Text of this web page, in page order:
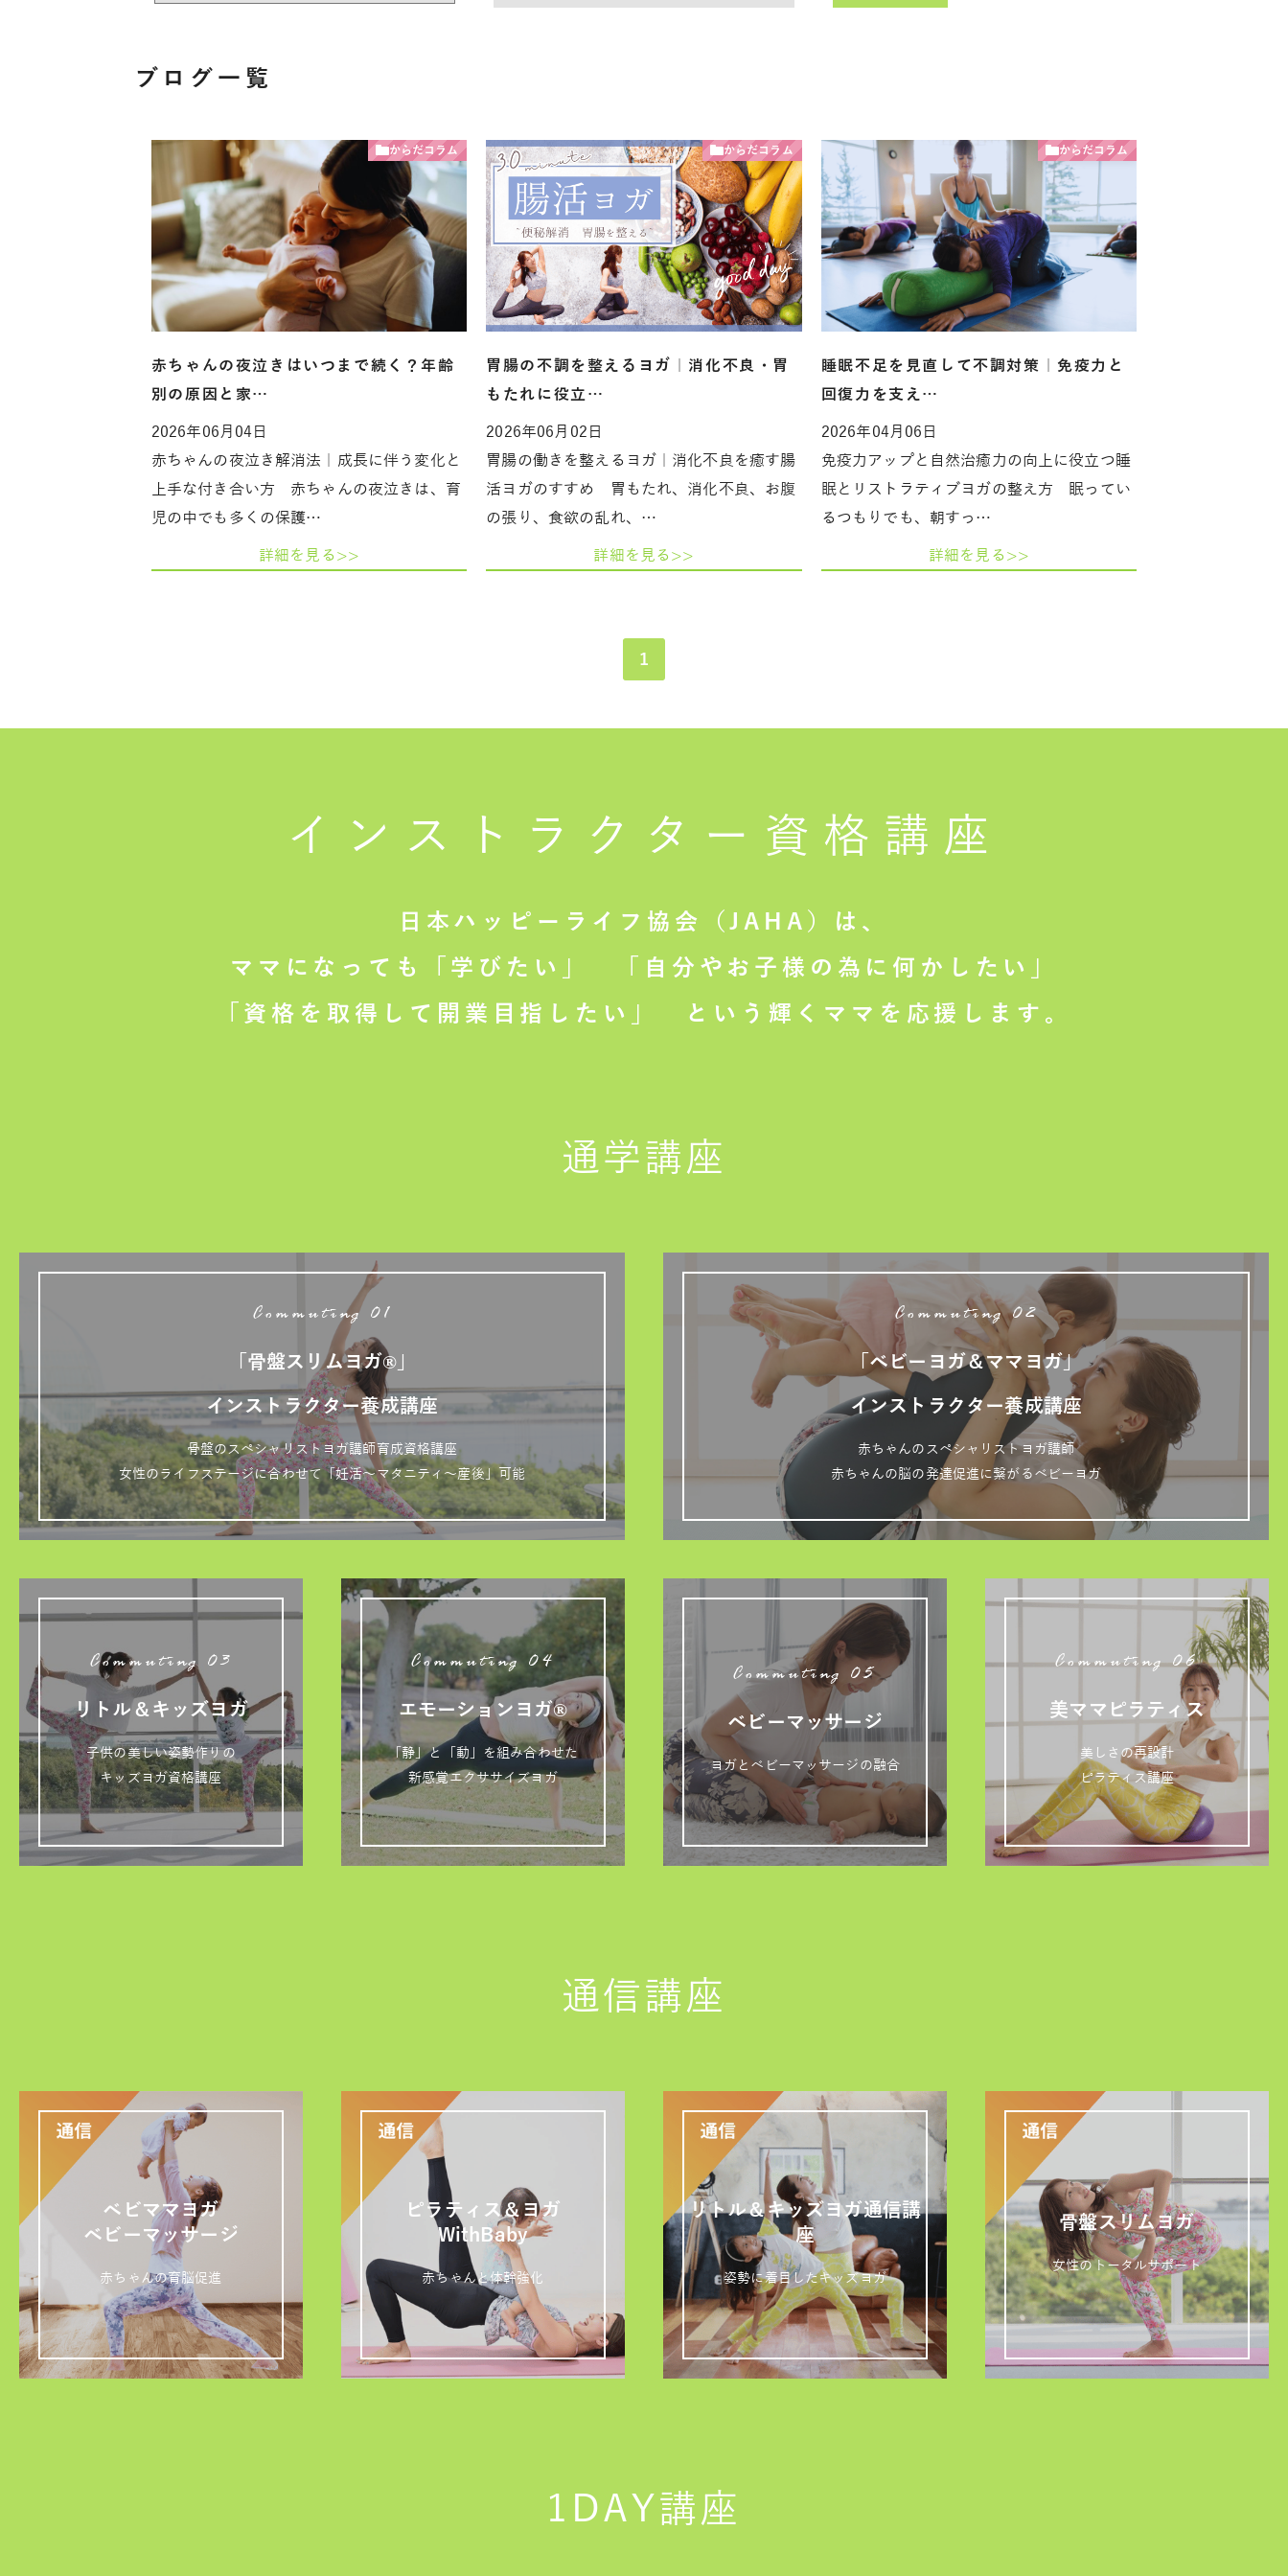
ブログ一覧
からだコラム
赤ちゃんの夜泣きはいつまで続く？年齢
別の原因と家…
2026年06月04日
赤ちゃんの夜泣き解消法｜成長に伴う変化と
上手な付き合い方 赤ちゃんの夜泣きは、育
児の中でも多くの保護…
詳細を見る>>
からだコラム
胃腸の不調を整えるヨガ｜消化不良・胃
もたれに役立…
2026年06月02日
胃腸の働きを整えるヨガ｜消化不良を癒す腸
活ヨガのすすめ 胃もたれ、消化不良、お腹
の張り、食欲の乱れ、…
詳細を見る>>
からだコラム
睡眠不足を見直して不調対策｜免疫力と
回復力を支え…
2026年04月06日
免疫力アップと自然治癒力の向上に役立つ睡
眠とリストラティブヨガの整え方 眠ってい
るつもりでも、朝すっ…
詳細を見る>>
1
インストラクター 資格講座
日本ハッピーライフ協会（JAHA）は、
ママになっても「学びたい」
「自分やお子様の為に何かしたい」
「資格を取得して開業目指したい」
という輝くママを応援します。
通学講座
Commuting 01
「骨盤スリムヨガ®」
インストラクター養成講座
骨盤のスペシャリストヨガ講師育成資格講座
女性のライフステージに合わせて「妊活～マタニティ～産後」可能
Commuting 02
「ベビーヨガ＆ママヨガ」
インストラクター養成講座
赤ちゃんのスペシャリストヨガ講師
赤ちゃんの脳の発達促進に繋がるベビーヨガ
Commuting 03
リトル＆キッズヨガ
子供の美しい姿勢作りの
キッズヨガ資格講座
Commuting 04
エモーションヨガ®
「静」と「動」を組み合わせた
新感覚エクササイズヨガ
Commuting 05
ベビーマッサージ
ヨガとベビーマッサージの融合
Commuting 06
美ママピラティス
美しさの再設計
ピラティス講座
通信講座
ベビママヨガ
ベビーマッサージ
赤ちゃんの育脳促進
ピラティス＆ヨガ
WithBaby
赤ちゃんと体幹強化
リトル＆キッズヨガ通信講
座
姿勢に着目したキッズヨガ
骨盤スリムヨガ
女性のトータルサポート
1DAY講座